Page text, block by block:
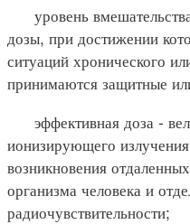
уровень
дозы, при достижении
ситуаций хронического
принимаются защитные
эффективная доза -
ионизирующего
возникновения
организма человека и
радиочувствительности;